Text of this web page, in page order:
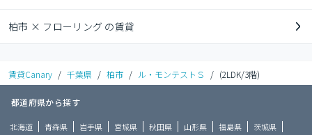
柏市 × フローリング の賃貸
賃貸Canary / 千葉県 / 柏市 / ル・モンテストＳ / (2LDK/3階)
都道府県から探す
北海道 青森県 岩手県 宮城県 秋田県 山形県 福島県
茨城県